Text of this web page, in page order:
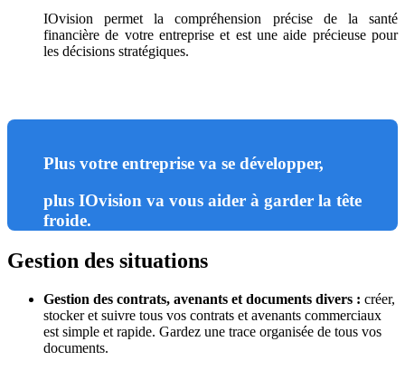
IOvision permet la compréhension précise de la santé
financière de votre entreprise et est une aide précieuse pour
les décisions stratégiques.
Plus votre entreprise va se développer,
plus IOvision va vous aider à garder la tête
froide.
Gestion des situations
Gestion des contrats, avenants et documents divers : créer,
stocker et suivre tous vos contrats et avenants commerciaux
est simple et rapide. Gardez une trace organisée de tous vos
documents.